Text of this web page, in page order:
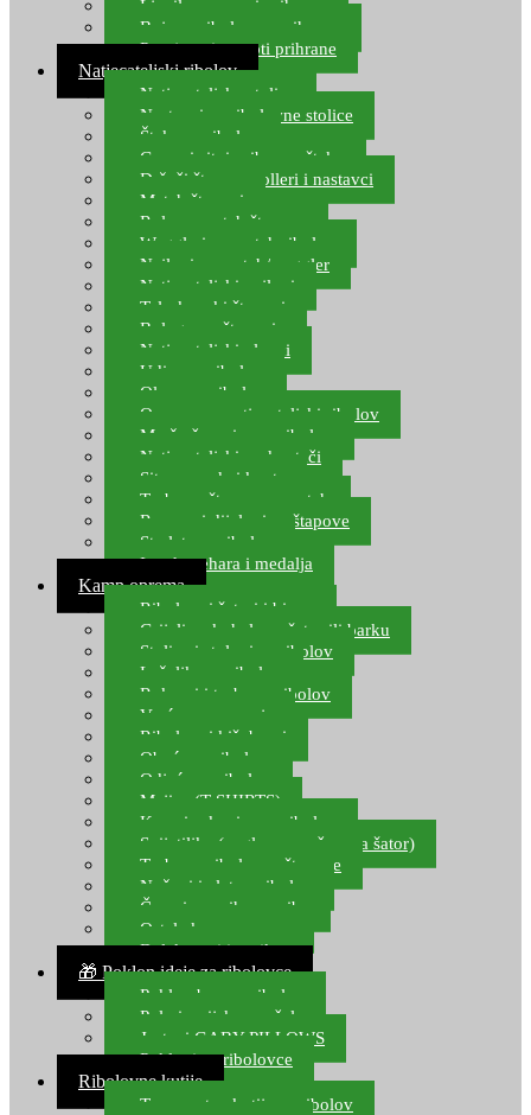
Ljepilo za crve i prihranu
Boje za ribolovnu prihranu
Provjereni recepti prihrane
Natjecateljski ribolov
Natjecateljske stolice
Nastavci za ribolovne stolice
Šteke za ribolov
Gume i sitni pribor za šteku
Držači štapova rolleri i nastavci
Match štapovi
Role za match štapove
Waggleri za match ribolov
Najloni za match/waggler
Natjecateljski najloni
Teleskopski štapovi
Bolognese štapovi
Natjecateljski plovci
Udice za ribolov
Olovo za ribolov
Oprema za natjecateljski ribolov
Mreže čuvarice za ribolov
Natjecateljski podmetači
Sito, posude i kante
Torbe za štapove – match
Rezervni dijelovi za štapove
Starlete za ribolov
Izrada pehara i medalja
Kamp oprema
Ribolovni šatori i bivvy
Grijalice, kuhala za šator ili barku
Stolice i stolovi za ribolov
Ležaljke za ribolov
Ruksaci i torbe za ribolov
Vreće za spavanje
Ribolovni kišobrani
Obuća za ribolov
Odjeća za ribolov
Majice (T-SHIRTS)
Kape i rukavice za ribolov
Svijetiljke (naglavne, ručne, za šator)
Torbe za ribolovne štapove
Noževi i alat za ribolov
Čamci za prihranu ribe
Ostala kamp oprema
Dalekozori i optika
🎁 Poklon ideje za ribolovce
Poklon bon za ribolov
Polarizacijske naočale
Jastuci GABY PILLOWS
Pokloni za ribolovce
Ribolovne kutije
Transportne kutije za ribolov